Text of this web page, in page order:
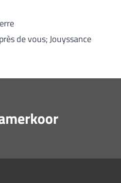
de vous; Jouyssance